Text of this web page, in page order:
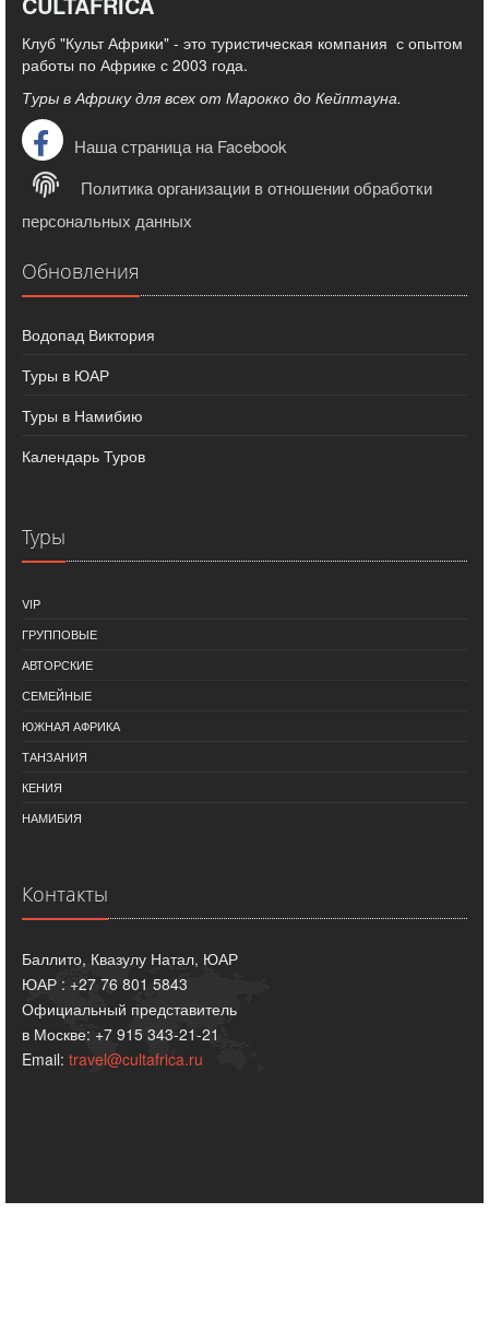
Клуб "Культ Африки" - это туристическая компания с опытом
работы по Африке с 2003 года.
Туры в Африку для всех от Марокко до Кейптауна.
Наша страница на Facebook
Политика организации в отношении обработки
персональных данных
Обновления
Водопад Виктория
Туры в ЮАР
Туры в Намибию
Календарь Туров
Туры
VIP
ГРУППОВЫЕ
АВТОРСКИЕ
СЕМЕЙНЫЕ
ЮЖНАЯ АФРИКА
ТАНЗАНИЯ
КЕНИЯ
НАМИБИЯ
Контакты
Баллито, Квазулу Натал, ЮАР
ЮАР : +27 76 801 5843
Официальный представитель
в Москве: +7 915 343-21-21
Email: travel@cultafrica.ru